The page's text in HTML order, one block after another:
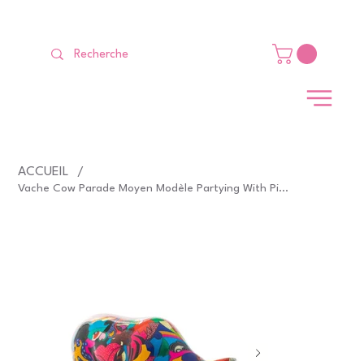
ACCUEIL /
Vache Cow Parade Moyen Modèle Partying With Pi-Cow-sso